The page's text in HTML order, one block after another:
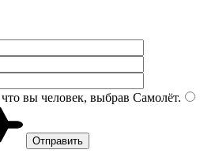
вы человек, выбрав Самолёт.